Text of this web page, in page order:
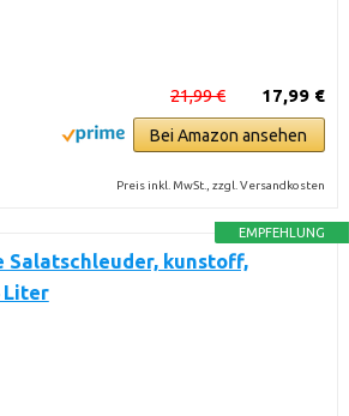
17,99 €
21,99 €
Bei Amazon ansehen
Preis inkl. MwSt., zzgl. Versandkosten
EMPFEHLUNG
Salatschleuder, kunstoff,
Liter